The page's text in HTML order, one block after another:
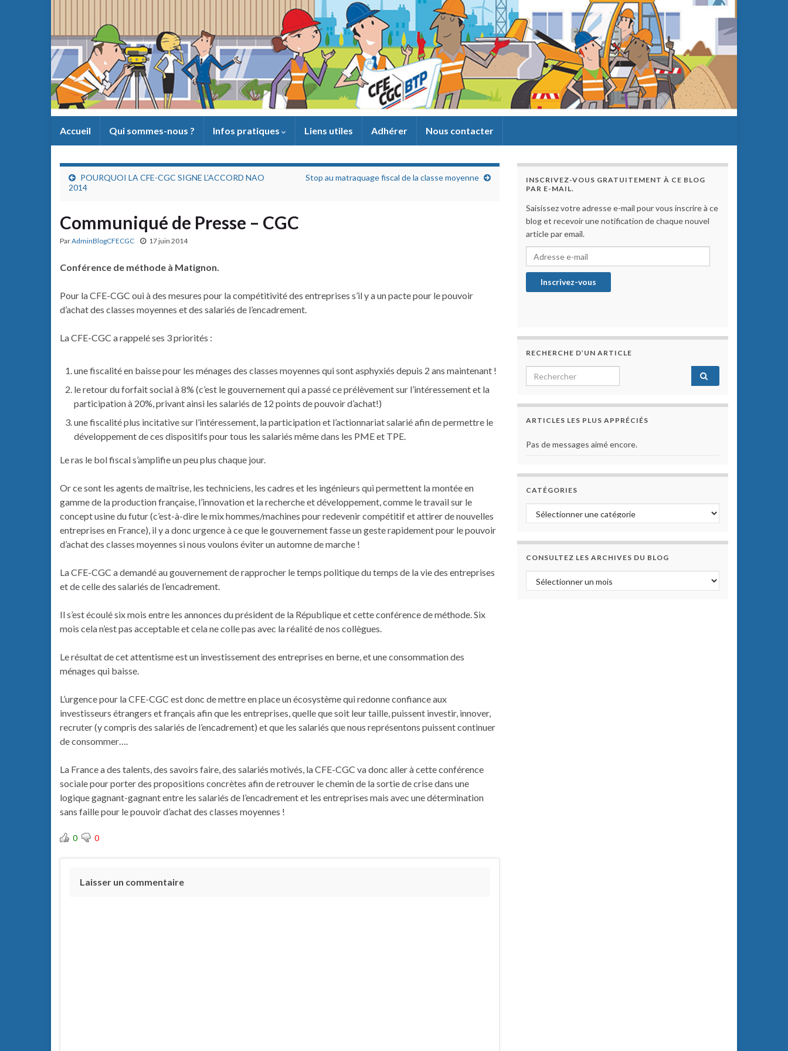
Accueil Qui sommes-nous ? Infos pratiques Liens utiles Adhérer Nous contacter
POURQUOI LA CFE-CGC SIGNE L’ACCORD NAO
2014
Stop au matraquage fiscal de la classe moyenne
Communiqué de Presse – CGC
ParAdminBlogCFECGC 17 juin 2014
Conférence de méthode à Matignon.
Pour la CFE-CGC oui à des mesures pour la compétitivité des entreprises s’il y a un pacte pour le pouvoir
d’achat des classes moyennes et des salariés de l’encadrement.
La CFE-CGC a rappelé ses 3 priorités :
une fiscalité en baisse pour les ménages des classes moyennes qui sont asphyxiés depuis 2 ans maintenant !
le retour du forfait social à 8% (c’est le gouvernement qui a passé ce prélèvement sur l’intéressement et la
participation à 20%, privant ainsi les salariés de 12 points de pouvoir d’achat!)
une fiscalité plus incitative sur l’intéressement, la participation et l’actionnariat salarié afin de permettre le
développement de ces dispositifs pour tous les salariés même dans les PME et TPE.
Le ras le bol fiscal s’amplifie un peu plus chaque jour.
Or ce sont les agents de maîtrise, les techniciens, les cadres et les ingénieurs qui permettent la montée en
gamme de la production française, l’innovation et la recherche et développement, comme le travail sur le
concept usine du futur (c’est-à-dire le mix hommes/machines pour redevenir compétitif et attirer de nouvelles
entreprises en France), il y a donc urgence à ce que le gouvernement fasse un geste rapidement pour le pouvoir
d’achat des classes moyennes si nous voulons éviter un automne de marche !
La CFE-CGC a demandé au gouvernement de rapprocher le temps politique du temps de la vie des entreprises
et de celle des salariés de l’encadrement.
Il s’est écoulé six mois entre les annonces du président de la République et cette conférence de méthode. Six
mois cela n’est pas acceptable et cela ne colle pas avec la réalité de nos collègues.
Le résultat de cet attentisme est un investissement des entreprises en berne, et une consommation des
ménages qui baisse.
L’urgence pour la CFE-CGC est donc de mettre en place un écosystème qui redonne confiance aux
investisseurs étrangers et français afin que les entreprises, quelle que soit leur taille, puissent investir, innover,
recruter (y compris des salariés de l’encadrement) et que les salariés que nous représentons puissent continuer
de consommer….
La France a des talents, des savoirs faire, des salariés motivés, la CFE-CGC va donc aller à cette conférence
sociale pour porter des propositions concrètes afin de retrouver le chemin de la sortie de crise dans une
logique gagnant-gagnant entre les salariés de l’encadrement et les entreprises mais avec une détermination
sans faille pour le pouvoir d’achat des classes moyennes !
0 0
Laisser un commentaire
INSCRIVEZ-VOUS GRATUITEMENT À CE BLOG
PAR E-MAIL.
Saisissez votre adresse e-mail pour vous inscrire à ce
blog et recevoir une notification de chaque nouvel
article par email.
Adresse e-mail
Inscrivez-vous
RECHERCHE D’UN ARTICLE
Search for:
ARTICLES LES PLUS APPRÉCIÉS
Pas de messages aimé encore.
CATÉGORIES
Catégories
CONSULTEZ LES ARCHIVES DU BLOG
Consultez les archives du blog